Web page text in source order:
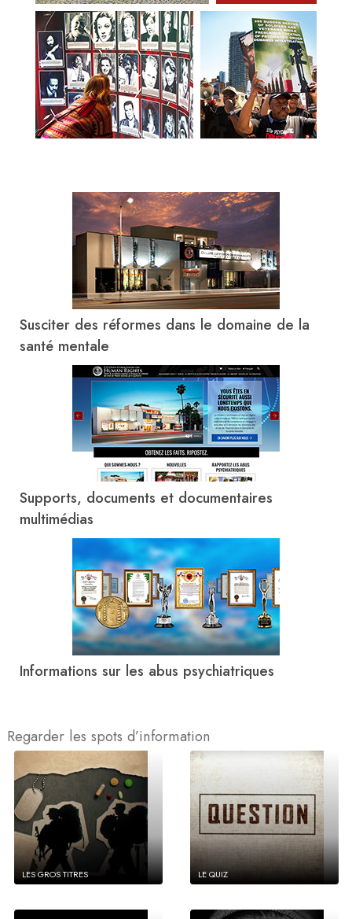
Susciter des réformes dans le domaine de la
santé mentale
Supports, documents et documentaires
multimédias
Informations sur les abus psychiatriques
Regarder les spots d’information
LES GROS TITRES LE QUIZ